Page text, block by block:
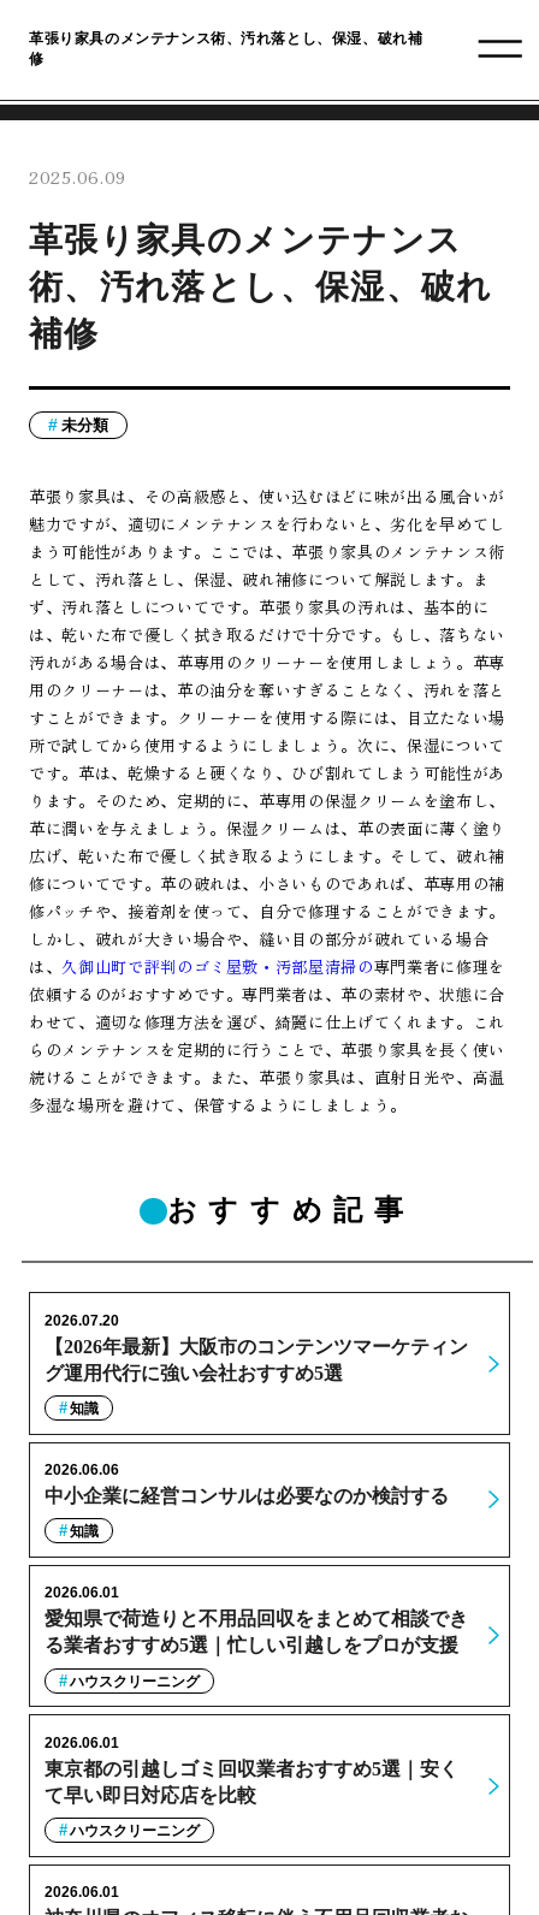
革張り家具のメンテナンス術、汚れ落とし、保湿、破れ補
修
2025.06.09
革張り家具のメンテナンス
術、汚れ落とし、保湿、破れ
補修
未分類
革張り家具は、その高級感と、使い込むほどに味が出る風合いが
魅力ですが、適切にメンテナンスを行わないと、劣化を早めてし
まう可能性があります。ここでは、革張り家具のメンテナンス術
として、汚れ落とし、保湿、破れ補修について解説します。ま
ず、汚れ落としについてです。革張り家具の汚れは、基本的に
は、乾いた布で優しく拭き取るだけで十分です。もし、落ちない
汚れがある場合は、革専用のクリーナーを使用しましょう。革専
用のクリーナーは、革の油分を奪いすぎることなく、汚れを落と
すことができます。クリーナーを使用する際には、目立たない場
所で試してから使用するようにしましょう。次に、保湿について
です。革は、乾燥すると硬くなり、ひび割れてしまう可能性があ
ります。そのため、定期的に、革専用の保湿クリームを塗布し、
革に潤いを与えましょう。保湿クリームは、革の表面に薄く塗り
広げ、乾いた布で優しく拭き取るようにします。そして、破れ補
修についてです。革の破れは、小さいものであれば、革専用の補
修パッチや、接着剤を使って、自分で修理することができます。
しかし、破れが大きい場合や、縫い目の部分が破れている場合
は、 久御山町で評判のゴミ屋敷・汚部屋清掃の専門業者に修理を
依頼するのがおすすめです。専門業者は、革の素材や、状態に合
わせて、適切な修理方法を選び、綺麗に仕上げてくれます。これ
らのメンテナンスを定期的に行うことで、革張り家具を長く使い
続けることができます。また、革張り家具は、直射日光や、高温
多湿な場所を避けて、保管するようにしましょう。
おすすめ記事
【2026年最新】大阪市のコンテンツマーケティン
グ運用代行に強い会社おすすめ5選
2026.07.20
知識
中小企業に経営コンサルは必要なのか検討する
2026.06.06
知識
愛知県で荷造りと不用品回収をまとめて相談でき
る業者おすすめ5選｜忙しい引越しをプロが支援
2026.06.01
ハウスクリーニング
東京都の引越しゴミ回収業者おすすめ5選｜安く
て早い即日対応店を比較
2026.06.01
ハウスクリーニング
2026.06.01